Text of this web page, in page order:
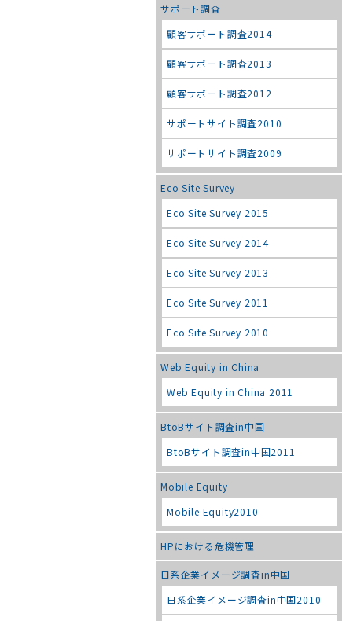
サポート調査
顧客サポート調査2014
顧客サポート調査2013
顧客サポート調査2012
サポートサイト調査2010
サポートサイト調査2009
Eco Site Survey
Eco Site Survey 2015
Eco Site Survey 2014
Eco Site Survey 2013
Eco Site Survey 2011
Eco Site Survey 2010
Web Equity in China
Web Equity in China 2011
BtoBサイト調査in中国
BtoBサイト調査in中国2011
Mobile Equity
Mobile Equity2010
HPにおける危機管理
日系企業イメージ調査in中国
日系企業イメージ調査in中国2010